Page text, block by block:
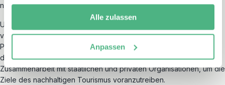
Alle zulassen
Anpassen
natürliche Vielfalt erhalten bleibt.
Unsere Partneragenturen sind Teil von Programmen zur Förderung
von nachhaltigem Tourismus und arbeiten kontinuierlich daran, ihre
Praktiken zu verbessern. Dies umfasst sowohl die Zertifizierung
durch internationale Standards wie Travelife als auch die
Zusammenarbeit mit staatlichen und privaten Organisationen, um die
Ziele des nachhaltigen Tourismus voranzutreiben.